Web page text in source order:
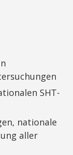
SHT-
nationale
aller